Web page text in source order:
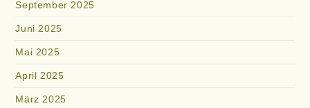
September 2025
Juni 2025
Mai 2025
April 2025
März 2025